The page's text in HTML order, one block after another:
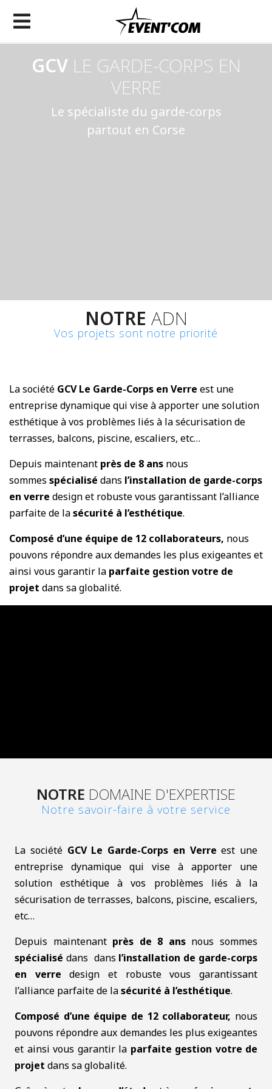
GCV LE GARDE-CORPS EN
VERRE
Le spécialiste du garde-corps
partout en Corse
NOTRE ADN
Vos projets sont notre priorité
La société GCV Le Garde-Corps en Verre est une
entreprise dynamique qui vise à apporter une solution
esthétique à vos problèmes liés à la sécurisation de
terrasses, balcons, piscine, escaliers, etc…
Depuis maintenant près de 8 ans nous
sommes spécialisé dans l’installation de garde-corps
en verre design et robuste vous garantissant l’alliance
parfaite de lasécurité à l’esthétique.
Composé d’une équipe de 12 collaborateurs, nous
pouvons répondre aux demandes les plus exigeantes et
ainsi vous garantir la parfaite gestion votre de
projet dans sa globalité.
NOTRE DOMAINE D'EXPERTISE
Notre savoir-faire à votre service
La société GCV Le Garde-Corps en Verre est une
entreprise dynamique qui vise à apporter une
solution esthétique à vos problèmes liés à la
sécurisation de terrasses, balcons, piscine, escaliers,
etc…
Depuis maintenant près de 8 ansnous sommes
spécialisé dans dans l’installation de garde-corps
en verre design et robuste vous garantissant
l’alliance parfaitede lasécurité à l’esthétique.
Composé d’une équipe de 12 collaborateur, nous
pouvons répondre aux demandes les plus exigeantes
et ainsi vous garantir la parfaite gestion votre de
projet dans sa globalité.